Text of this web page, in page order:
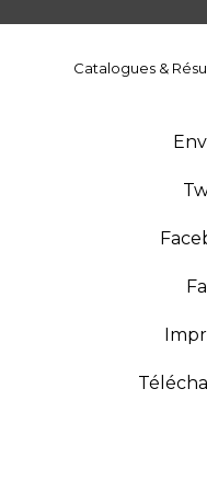
Catalogues &